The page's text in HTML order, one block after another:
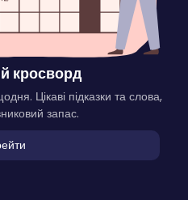
кросворд
Цікаві підказки та слова,
запас.